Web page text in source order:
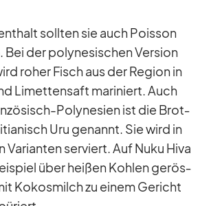
soll­ten sie auch Pois­son
Bei der po­ly­ne­si­schen Ver­sion
ro­her Fisch aus der Re­gion in
Li­met­ten­saft ma­ri­niert. Auch
Po­ly­ne­sien ist die Brot­
Uru ge­nannt. Sie wird in
Va­ri­an­ten ser­viert. Auf Nuku Hiva
über hei­ßen Koh­len ge­rös­
Ko­kos­milch zu ei­nem Ge­richt